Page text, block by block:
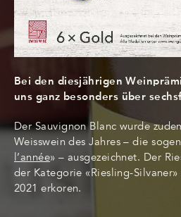
Bei den diesjährigen
uns ganz besonders über
Der Sauvignon Blanc wurde
Weisswein des Jahres – die
l’année» – ausgezeichnet. Der
der Kategorie «Riesling-
2021 erkoren.